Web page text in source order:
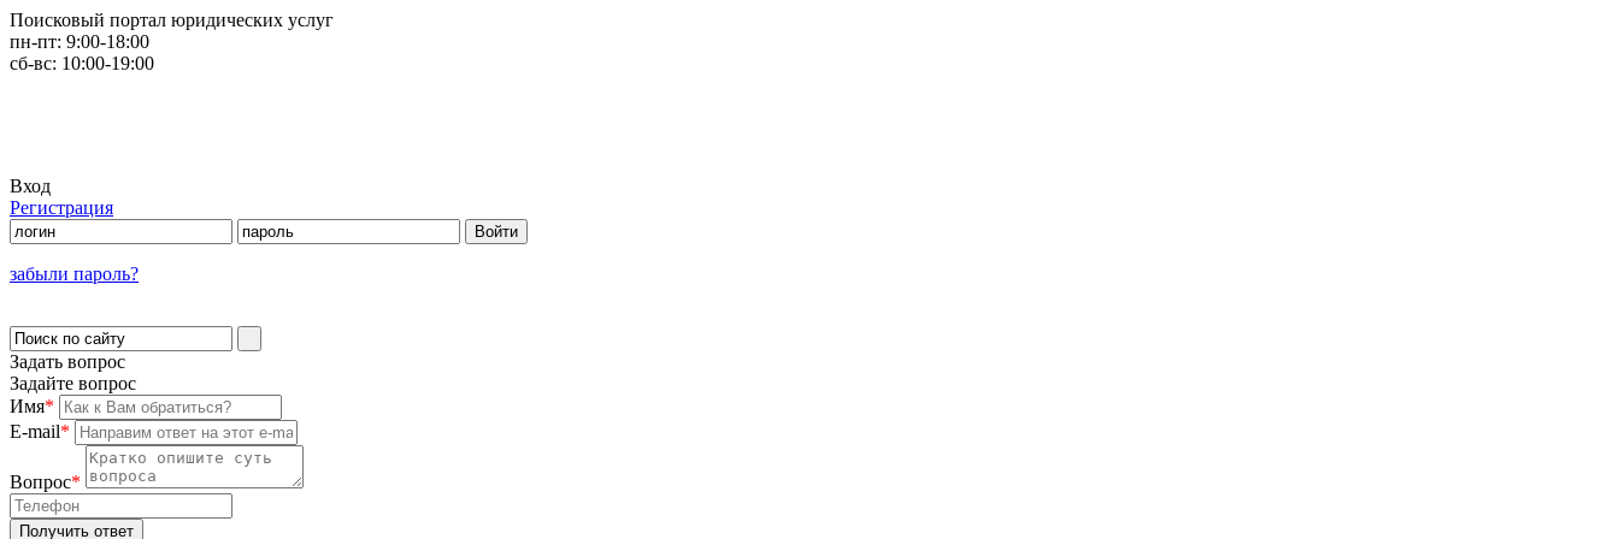
Поисковый портал юридических услуг
пн-пт: 9:00-18:00
сб-вс: 10:00-19:00
Вход
Регистрация
забыли пароль?
Задать вопрос
Задайте вопрос
Имя*
E-mail*
Вопрос*